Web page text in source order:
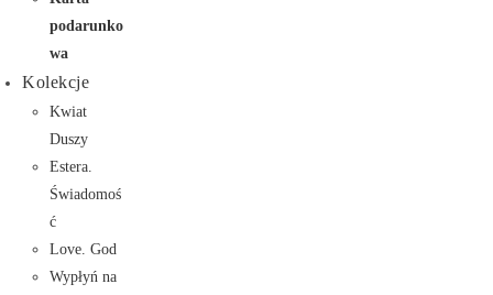
podarunko
wa
Kolekcje
Kwiat
Duszy
Estera.
Świadomoś
ć
Love. God
Wypłyń na